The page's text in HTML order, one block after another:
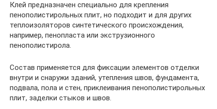
Клей предназначен специально для крепления
пенополистирольных плит, но подходит и для других
теплоизоляторов синтетического происхождения,
например, пенопласта или экструзионного
пенополистирола.
Состав применяется для фиксации элементов отделки
внутри и снаружи зданий, утепления швов, фундамента,
подвала, пола и стен, приклеивания пенополистирольных
плит, заделки стыков и швов.